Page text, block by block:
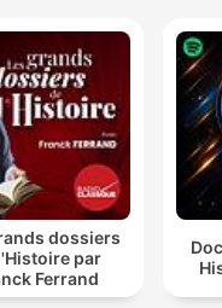
dossiers
par
Ferrand